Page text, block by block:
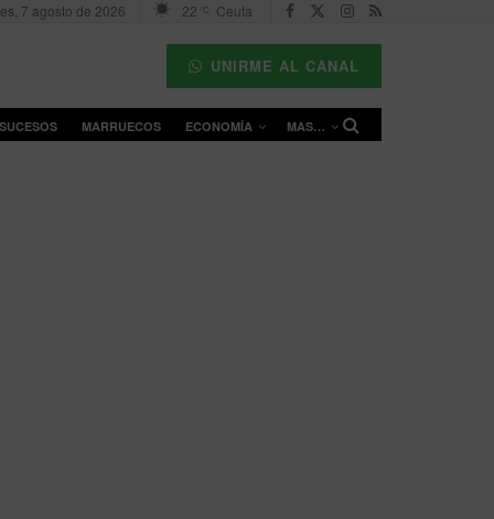
7 agosto de 2026 22 °C Ceuta
UNIRME AL CANAL
MARRUECOS ECONOMÍA MAS…